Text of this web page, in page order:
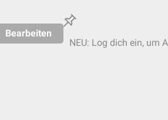
Bearbeiten
NEU: Log dich ein, um